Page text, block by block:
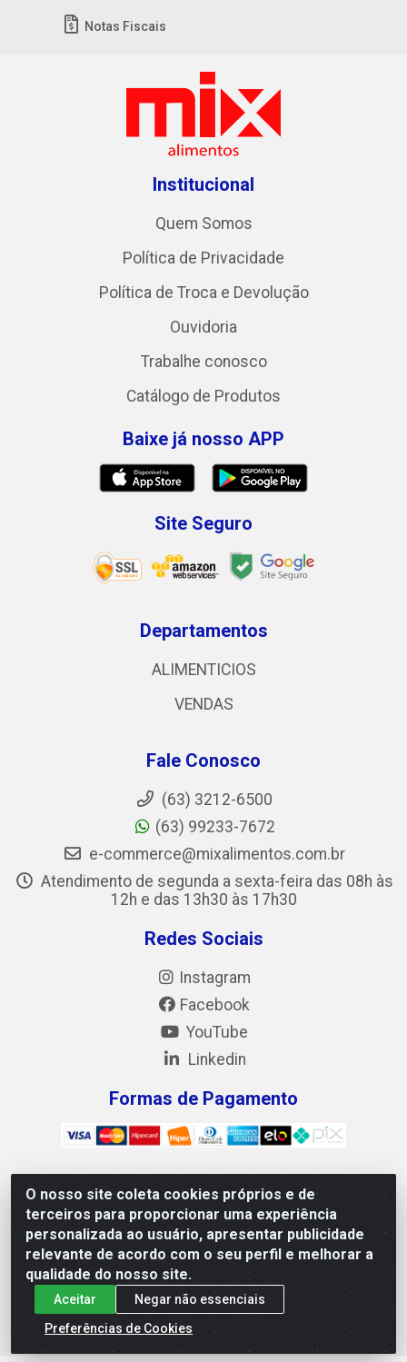
O nosso site coleta cookies próprios e de
terceiros para proporcionar uma experiência
personalizada ao usuário, apresentar publicidade
relevante de acordo com o seu perfil e melhorar a
qualidade do nosso site.
Aceitar
Negar não essenciais
Preferências de Cookies
Notas Fiscais
Institucional
Quem Somos
Política de Privacidade
Política de Troca e Devolução
Ouvidoria
Trabalhe conosco
Catálogo de Produtos
Baixe já nosso APP
Site Seguro
Departamentos
ALIMENTICIOS
VENDAS
Fale Conosco
(63) 3212-6500
(63) 99233-7672
e-commerce@mixalimentos.com.br
Atendimento de segunda a sexta-feira das 08h às
12h e das 13h30 às 17h30
Redes Sociais
Instagram
Facebook
YouTube
Linkedin
Formas de Pagamento
Mix Alimentos LTDA - Quadra Asr Ne 55 (412 Norte), Alameda
02, S/N - Plano Diretor Norte, Palmas/TO - CEP 77.006-540 -
CNPJ 05.922.500/0001-02